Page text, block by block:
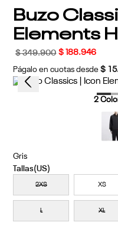
Buzo
Elements
$ 349.900 $ 188.946
Págalo en cuotas desde $
2
Gris
2XS XS
L XL